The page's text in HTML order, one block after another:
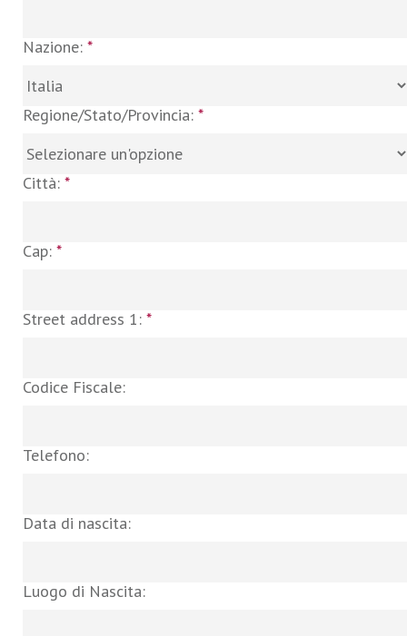
Nazione: *
Regione/Stato/Provincia: *
Città: *
Cap: *
Street address 1: *
Codice Fiscale:
Telefono:
Data di nascita:
Luogo di Nascita: